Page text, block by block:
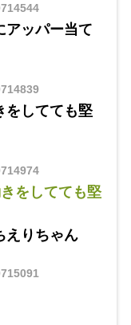
アッパー当て
をしてても堅
をしてても堅
えりちゃん